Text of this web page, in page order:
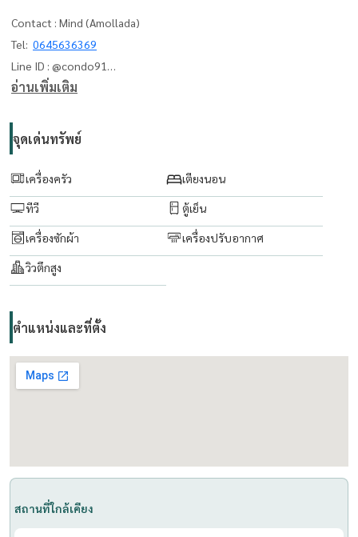
Contact : Mind (Amollada)
Tel: 0645636369
Line ID : @condo91
can you add line me :
Email:
amolladaphet@gmail.com
www. thelivingbkk.com (บริษัท เดอะ ลิฟวิ่งแบงค็อก จำกัด)
ที่ปรึกษาและบริการ ซื้อ-ขาย-เช่า อสังหาริมทรัพย์
อ่านเพิ่มเติม
จุดเด่นทรัพย์
เครื่องครัว เตียงนอน
ทีวี ตู้เย็น
เครื่องซักผ้า เครื่องปรับอากาศ
วิวตึกสูง
ตำแหน่งและที่ตั้ง
สถานที่ใกล้เคียง